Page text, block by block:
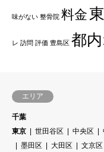
味がない 整骨院 料金
レ 訪問 評価 豊島区 都
エリア
千葉
東京
世田谷区 中央区
墨田区
大田区 文京区